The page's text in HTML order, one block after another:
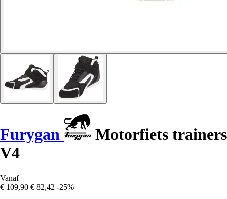
Furygan
Motorfiets trainers
V4
Vanaf
€ 109,90 € 82,42 -25%